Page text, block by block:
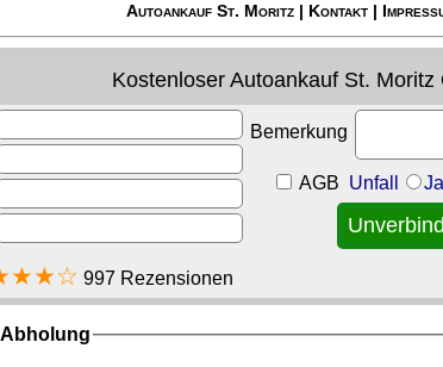
Autoankauf St. Moritz | Kontakt |
Kostenloser Autoankauf St. Moritz
Bemerkung
AGB Unfall Ja
997 Rezensionen